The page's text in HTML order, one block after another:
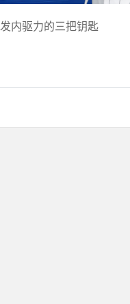
内驱力的三把钥匙